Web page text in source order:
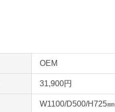
OEM
31,900円
W1100/D500/H725㎜